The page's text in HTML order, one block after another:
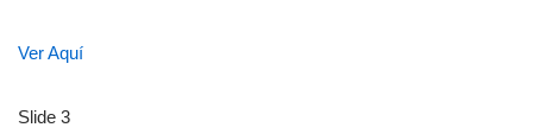
Ver Aquí
Slide 3